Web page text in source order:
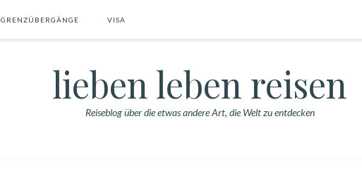
GRENZÜBERGÄNGE VISA
lieben leben reisen
Reiseblog über die etwas andere Art, die Welt zu entdecken